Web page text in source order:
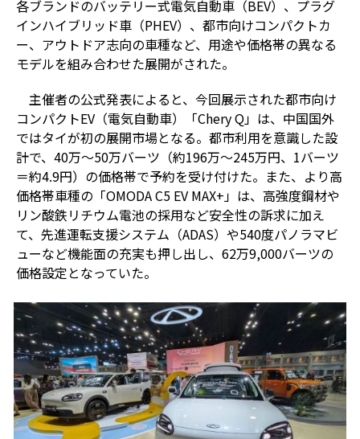
各ブランドのバッテリー式電気自動車（BEV）、プラグ
インハイブリッド車（PHEV）、都市向けコンパクトカ
ー、アウトドア志向の車種など、用途や価格帯の異なる
モデルを組み合わせた展開がされた。
主催者の公式発表によると、今回展示された都市向け
コンパクトEV（電気自動車）「Chery Q」は、中国国外
ではタイが初の展開市場となる。都市利用を意識した設
計で、 40万～50万バーツ（約196万～245万円、 1バーツ
＝約4.9円）の価格帯で予約を受け付けた。また、より高
価格帯車種の「OMODA C5 EV MAX+」は、高強度鋼材や
リン酸鉄リチウム電池の採用など安全性の訴求に加え
て、先進運転支援システム（ADAS）や540度パノラマビ
ューなど機能面の充実も押し出し、 62万9,000バーツの
価格設定となっていた。